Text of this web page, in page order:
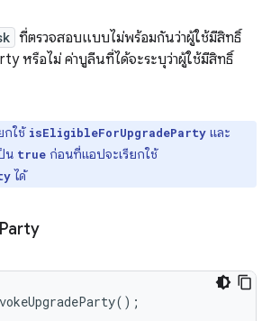
ที่ตรวจสอบแบบไม่พร้อมกันว่าผู้ใช้มีสิทธิ์
หรือไม่ ค่าบูลีนที่ได้จะระบุว่าผู้ใช้มีสิทธิ์
กใช้ isEligibleForUpgradeParty และ
น true ก่อนที่แอปจะเรียกใช้
ได้
Party